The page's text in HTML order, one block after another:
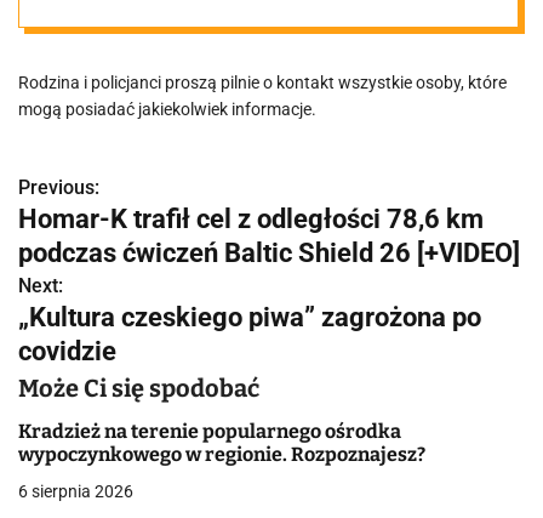
Rodzina i policjanci proszą pilnie o kontakt wszystkie osoby, które
mogą posiadać jakiekolwiek informacje.
N
a
w
i
g
a
c
Previous:
Homar-K trafił cel z odległości 78,6 km
podczas ćwiczeń Baltic Shield 26 [+VIDEO]
Next:
„Kultura czeskiego piwa” zagrożona po
covidzie
Może Ci się spodobać
Kradzież na terenie popularnego ośrodka
wypoczynkowego w regionie. Rozpoznajesz?
6 sierpnia 2026